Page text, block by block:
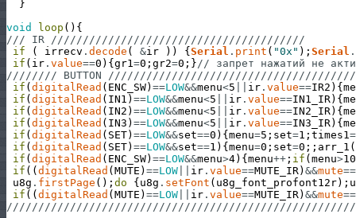
}
void
loop ( ) {
/// IR ////////////////////////////////////////
if
( irrecv . decode ( &ir ) ) {Serial . print ( "0x" ) ; Serial .
if ( ir . value==0 ) {gr1 =0 ; gr2=0 ; } // запрет нажатий не
//////// BUTTON
if (digitalRead ( ENC_SW) ==LOW&&menu<5 ir . value==IR2 ) {
if (digitalRead ( IN1 ) ==LOW&&menu<5 ir . value==IN1_IR) {
if (digitalRead ( IN2 ) ==LOW&&menu<5 ir . value==IN2_IR) {
if (digitalRead ( IN3 ) ==LOW&&menu<5 ir . value==IN3_IR) {
if (digitalRead ( SET) ==LOW&&set==0 ) {menu=5 ; set=1 ; times1 =
if (digitalRead ( SET) ==LOW&&set==1 ) {menu=0 ; set=0 ; ; arr_1 (
if (digitalRead ( ENC_SW) ==LOW&&menu>4) {menu++ ; if (menu>10
if ( (digitalRead (MUTE ) ==LOW ir . value==MUTE_IR) &&mute==
u8g . firstPage ( ) ; do {u8g . setFont ( u8g_font_profont12r) ;
if ( (digitalRead (MUTE ) ==LOW ir . value==MUTE_IR) &&mute==